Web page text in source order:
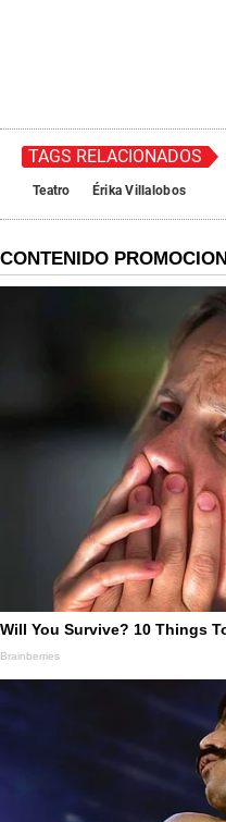
TAGS RELACIONADOS
Teatro Érika Villalobos